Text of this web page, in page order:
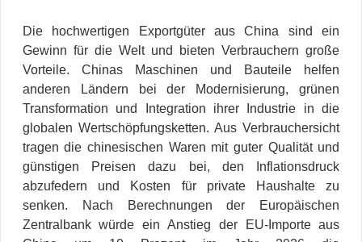
Die hochwertigen Exportgüter aus China sind ein
Gewinn für die Welt und bieten Verbrauchern große
Vorteile. Chinas Maschinen und Bauteile helfen
anderen Ländern bei der Modernisierung, grünen
Transformation und Integration ihrer Industrie in die
globalen Wertschöpfungsketten. Aus Verbrauchersicht
tragen die chinesischen Waren mit guter Qualität und
günstigen Preisen dazu bei, den Inflationsdruck
abzufedern und Kosten für private Haushalte zu
senken. Nach Berechnungen der Europäischen
Zentralbank würde ein Anstieg der EU-Importe aus